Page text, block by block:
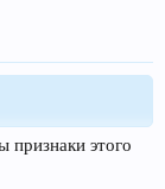
этого